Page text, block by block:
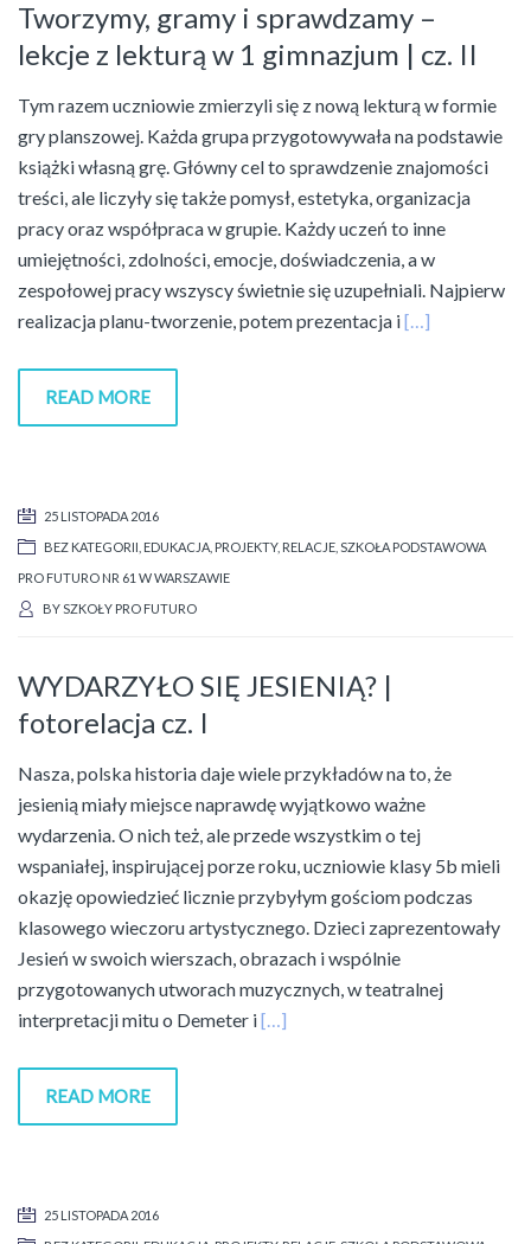
Tworzymy, gramy i sprawdzamy –
lekcje z lekturą w 1 gimnazjum | cz. II
Tym razem uczniowie zmierzyli się z nową lekturą w formie
gry planszowej. Każda grupa przygotowywała na podstawie
książki własną grę. Główny cel to sprawdzenie znajomości
treści, ale liczyły się także pomysł, estetyka, organizacja
pracy oraz współpraca w grupie. Każdy uczeń to inne
umiejętności, zdolności, emocje, doświadczenia, a w
zespołowej pracy wszyscy świetnie się uzupełniali. Najpierw
realizacja planu-tworzenie, potem prezentacja i[…]
READ MORE
25 LISTOPADA 2016
BEZ KATEGORII EDUKACJA PROJEKTY, RELACJE SZKOŁA PODSTAWOWA
PRO FUTURO NR 61 W WARSZAWIE
BYSZKOŁY PRO FUTURO
WYDARZYŁO SIĘ JESIENIĄ? |
fotorelacja cz. I
Nasza, polska historia daje wiele przykładów na to, że
jesienią miały miejsce naprawdę wyjątkowo ważne
wydarzenia. O nich też, ale przede wszystkim o tej
wspaniałej, inspirującej porze roku, uczniowie klasy 5b mieli
okazję opowiedzieć licznie przybyłym gościom podczas
klasowego wieczoru artystycznego. Dzieci zaprezentowały
Jesień w swoich wierszach, obrazach i wspólnie
przygotowanych utworach muzycznych, w teatralnej
interpretacji mitu o Demeter i[…]
READ MORE
25 LISTOPADA 2016